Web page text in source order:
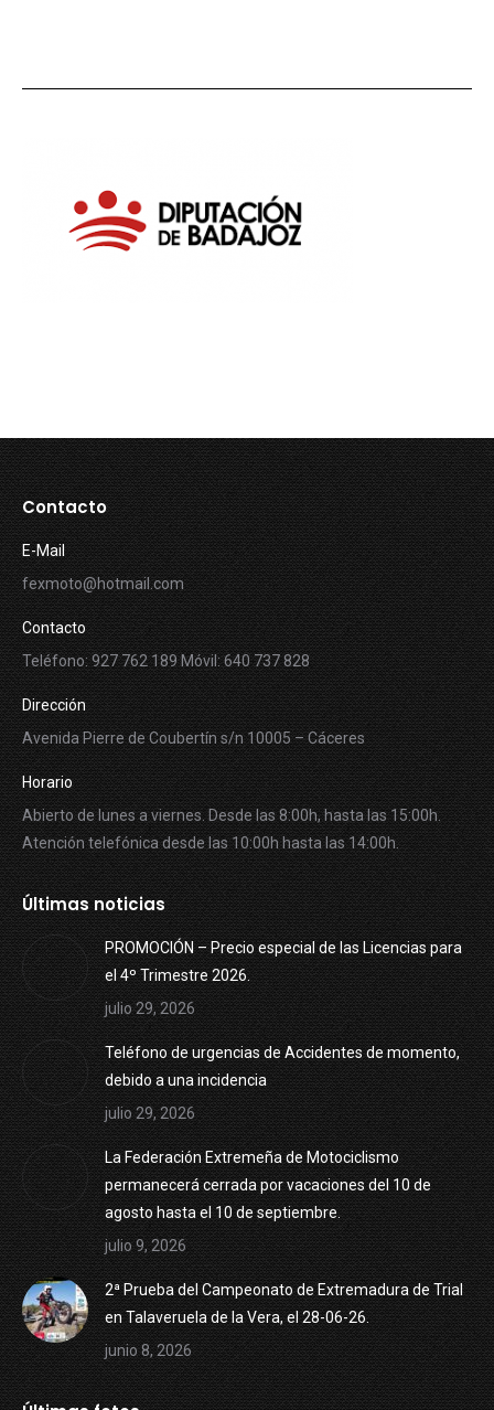
Contacto
E-Mail
fexmoto@hotmail.com
Contacto
Teléfono: 927 762 189 Móvil: 640 737 828
Dirección
Avenida Pierre de Coubertín s/n 10005 – Cáceres
Horario
Abierto de lunes a viernes. Desde las 8:00h, hasta las 15:00h.
Atención telefónica desde las 10:00h hasta las 14:00h.
Últimas noticias
PROMOCIÓN – Precio especial de las Licencias para
el 4º Trimestre 2026.
julio 29, 2026
Teléfono de urgencias de Accidentes de momento,
debido a una incidencia
julio 29, 2026
La Federación Extremeña de Motociclismo
permanecerá cerrada por vacaciones del 10 de
agosto hasta el 10 de septiembre.
julio 9, 2026
2ª Prueba del Campeonato de Extremadura de Trial
en Talaveruela de la Vera, el 28-06-26.
junio 8, 2026